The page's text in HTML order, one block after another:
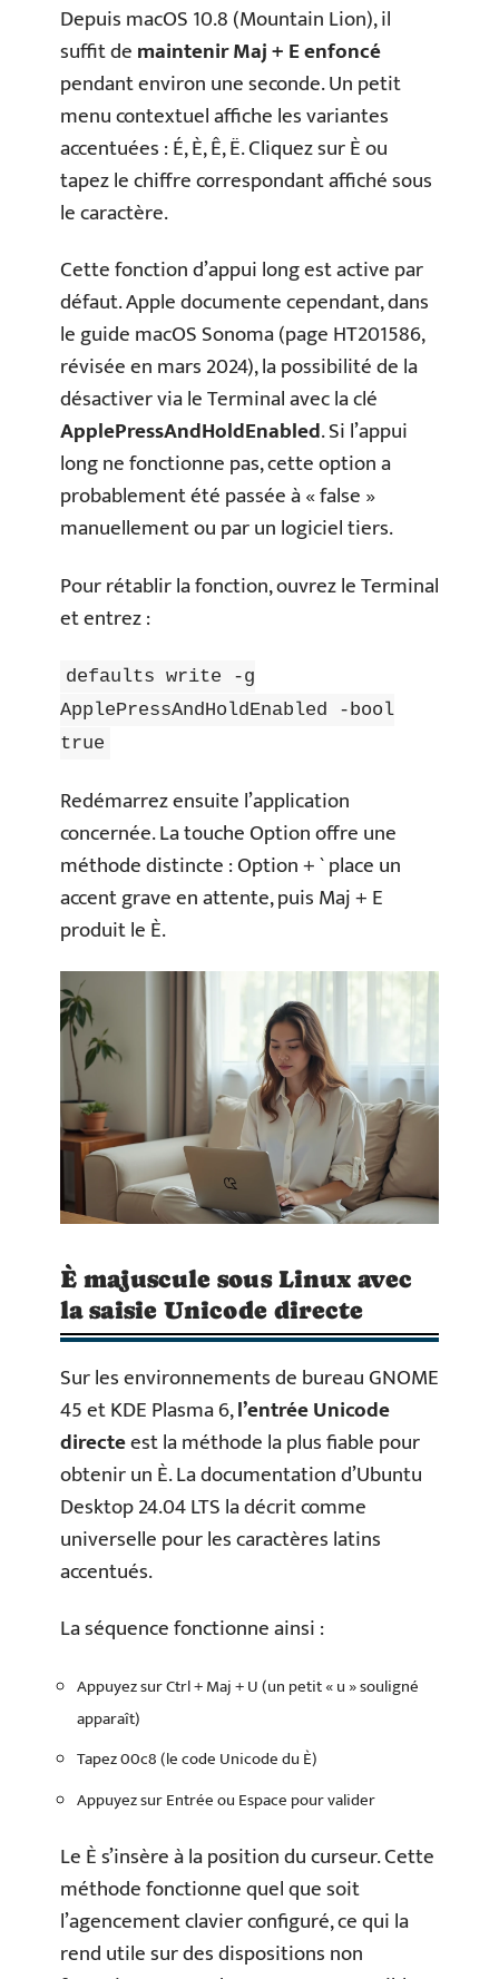
Depuis macOS 10.8 (Mountain Lion), il
suffit demaintenir Maj + E enfoncé
pendant environ une seconde. Un petit
menu contextuel affiche les variantes
accentuées : É, È, Ê, Ë. Cliquez sur È ou
tapez le chiffre correspondant affiché sous
le caractère.
Cette fonction d’appui long est active par
défaut. Apple documente cependant, dans
le guide macOS Sonoma (page HT201586,
révisée en mars 2024), la possibilité de la
désactiver via le Terminal avec la clé
ApplePressAndHoldEnabled. Si l’appui
long ne fonctionne pas, cette option a
probablement été passée à « false »
manuellement ou par un logiciel tiers.
Pour rétablir la fonction, ouvrez le Terminal
et entrez :
defaults write -g
ApplePressAndHoldEnabled -bool
true
Redémarrez ensuite l’application
concernée. La touche Option offre une
méthode distincte : Option + ` place un
accent grave en attente, puis Maj + E
produit le È.
È majuscule sous Linux avec
la saisie Unicode directe
Sur les environnements de bureau GNOME
45 et KDE Plasma 6,l’entrée Unicode
directeest la méthode la plus fiable pour
obtenir un È. La documentation d’Ubuntu
Desktop 24.04 LTS la décrit comme
universelle pour les caractères latins
accentués.
La séquence fonctionne ainsi :
Appuyez sur Ctrl + Maj + U (un petit « u » souligné
apparaît)
Tapez 00c8 (le code Unicode du È)
Appuyez sur Entrée ou Espace pour valider
Le È s’insère à la position du curseur. Cette
méthode fonctionne quel que soit
l’agencement clavier configuré, ce qui la
rend utile sur des dispositions non